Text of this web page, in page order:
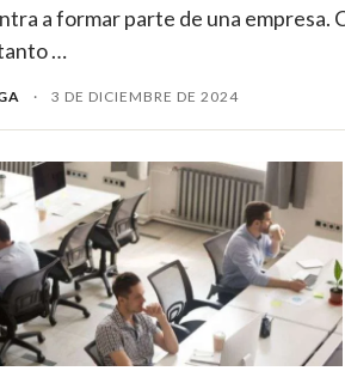
a formar parte de una empresa.
…
· 3 DE DICIEMBRE DE 2024